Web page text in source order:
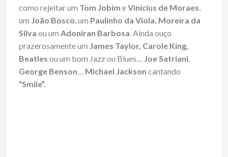
como rejeitar um Tom Jobim eVinícius de Moraes,
um João Bosco, um Paulinho da Viola, Moreira da
Silva ou um Adoniran Barbosa. Ainda ouço
prazerosamente um James Taylor, Carole King,
Beatles ou um bom Jazz ou Blues… Joe Satriani,
George Benson… Michael Jackson cantando
“Smile”.